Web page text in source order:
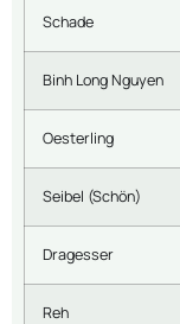
Schade
Binh Long Nguyen
Oesterling
Seibel (Schön)
Dragesser
Reh